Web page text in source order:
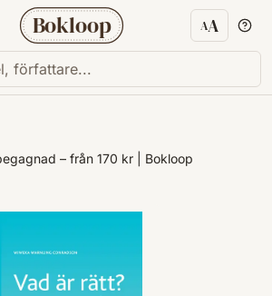
Bokloop AA
– från 170 kr | Bokloop